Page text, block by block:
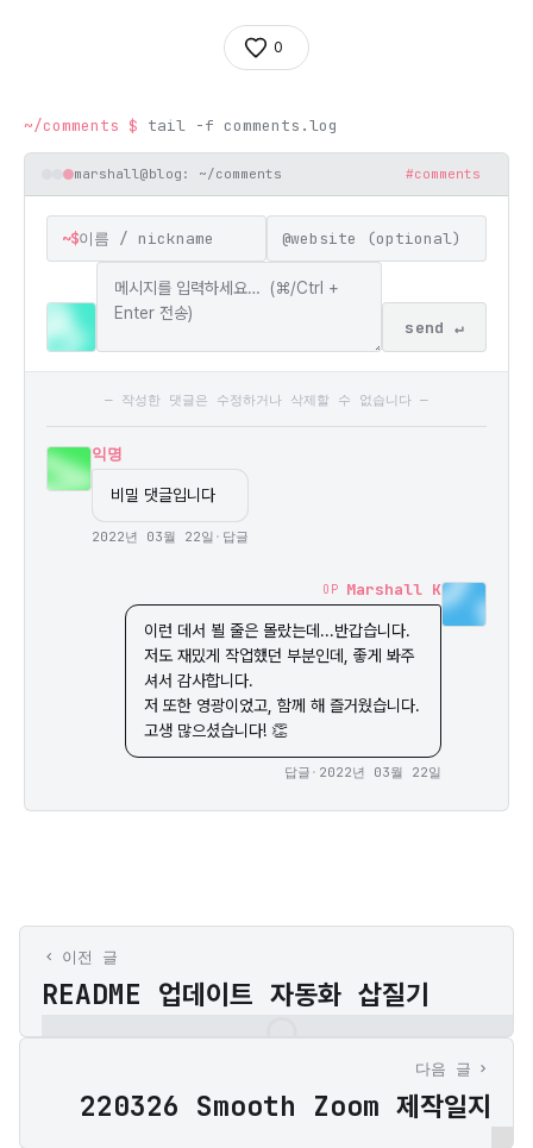
0
~/comments $ tail -f comments.log
marshall@blog: ~/comments #comments
~$ @
send ↵
— 작성한 댓글은 수정하거나 삭제할 수 없습니다 —
익명
비밀 댓글입니다
2022년 03월 22일 · 답글
Marshall K
OP
이런 데서 뵐 줄은 몰랐는데...반갑습니다.
저도 재밌게 작업했던 부분인데, 좋게 봐주
셔서 감사합니다.
저 또한 영광이었고, 함께 해 즐거웠습니다.
고생 많으셨습니다! 👏
2022년 03월 22일
·
답글
이전 글
README 업데이트 자동화 삽질기
다음 글
220326 Smooth Zoom 제작일지